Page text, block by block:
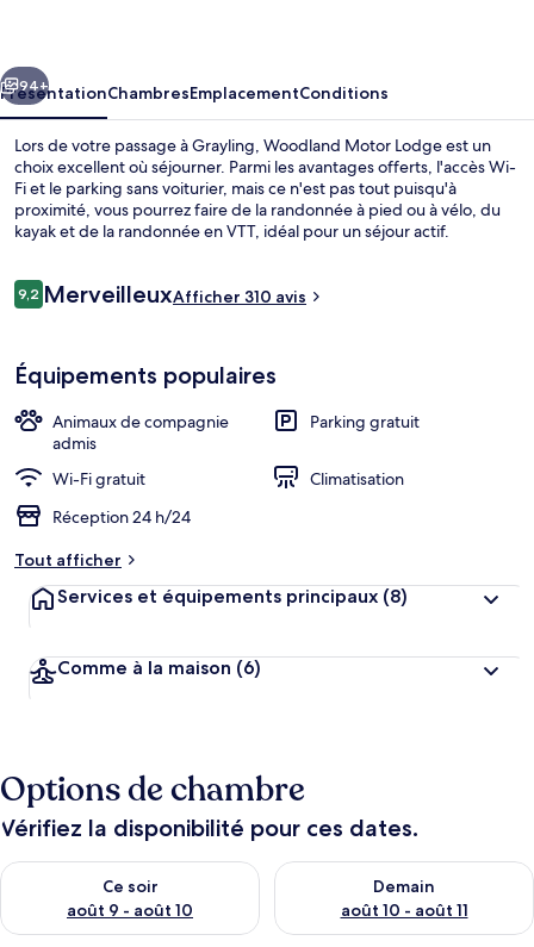
Suivant
94+
PrésentationChambresEmplacementConditions
Lors de votre passage à Grayling, Woodland Motor Lodge est un
choix excellent où séjourner. Parmi les avantages offerts, l'accès Wi-
Fi et le parking sans voiturier, mais ce n'est pas tout puisqu'à
proximité, vous pourrez faire de la randonnée à pied ou à vélo, du
kayak et de la randonnée en VTT, idéal pour un séjour actif.
Avis
voyageurs
9,29,2 sur 10
MerveilleuxAfficher 310 avis
Équipements populaires
Animaux de compagnie
admis
Parking gratuit
Wi-Fi gratuit
Climatisation
Réception 24 h/24
Tout afficher
Services et équipements principaux (8)
Comme à la maison (6)
Options de chambre
Vérifiez la disponibilité pour ces dates.
Ce soir
août 9 - août 10
Vérifier la disponibilité pour ce soir août 9 - août 10
Demain
août 10 - août 11
Vérifier la disponibilité pour